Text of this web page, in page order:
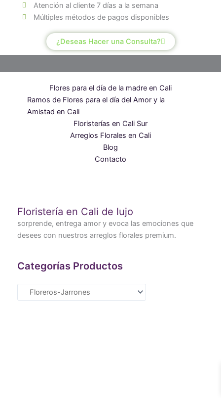
Atención al cliente 7 días a la semana
Múltiples métodos de pagos disponibles
¿Deseas Hacer una Consulta?
Flores para el día de la madre en Cali
Ramos de Flores para el día del Amor y la
Amistad en Cali
Floristerías en Cali Sur
Arreglos Florales en Cali
Blog
Contacto
Floristería en Cali de lujo
sorprende, entrega amor y evoca las emociones que
desees con nuestros arreglos florales premium.
Categorías Productos